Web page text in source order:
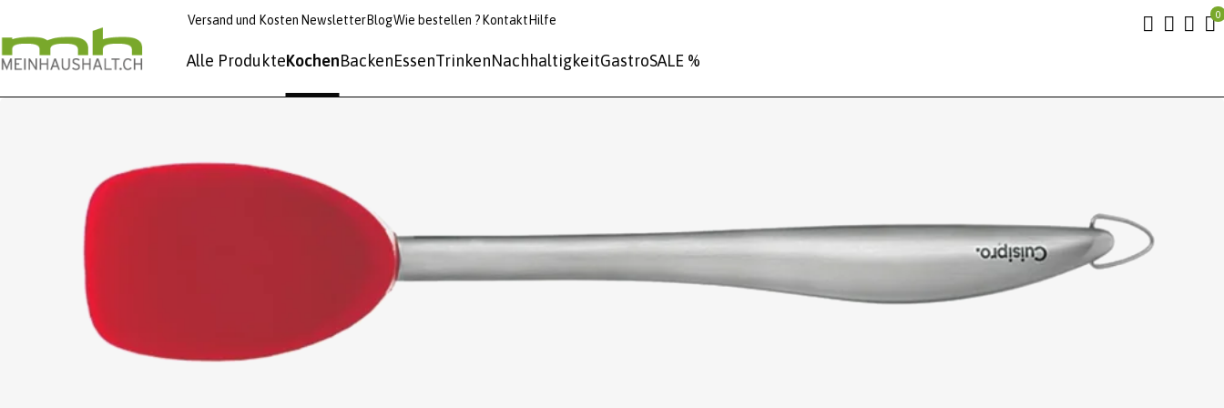
Versand und Kosten NewsletterBlogWie bestellen ? Kontakt Hilfe
Alle ProdukteKochenBackenEssenTrinkenNachhaltigkeitGastroSALE %